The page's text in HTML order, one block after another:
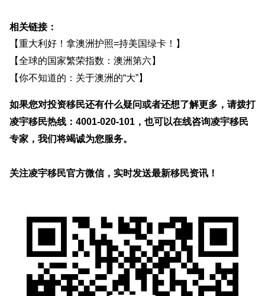
相关链接：
【重大利好！拿澳洲护照=持美国绿卡！ 】
【全球的国家繁荣指数：澳洲第六】
【你不知道的：关于澳洲的“大”】
如果您对投资移民还有什么疑问或者还想了解更多，请拨打
凌宇移民热线：4001-020-101，也可以在线咨询凌宇移民
专家，我们将竭诚为您服务。
关注凌宇移民官方微信，实时发送最新移民资讯！